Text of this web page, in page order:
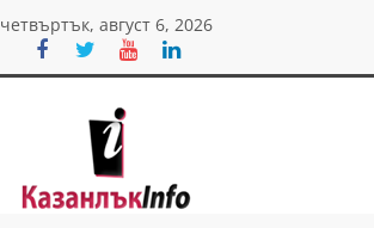
четвъртък, август 6, 2026
Казанлък